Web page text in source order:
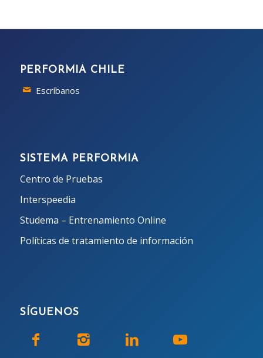
PERFORMIA CHILE
Escríbanos
SISTEMA PERFORMIA
Centro de Pruebas
Interspeedia
Studema – Entrenamiento Online
Políticas de tratamiento de información
SÍGUENOS